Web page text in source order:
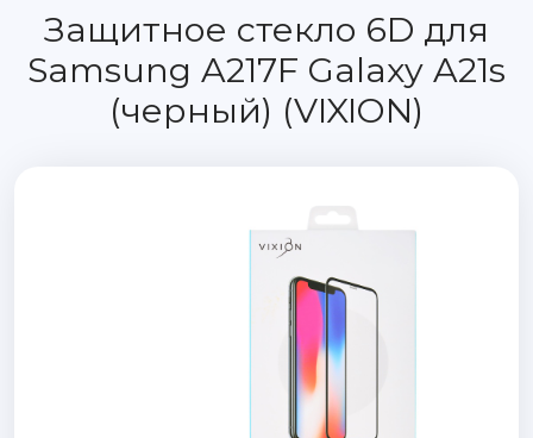
Защитное стекло 6D для
Samsung A217F Galaxy A21s
(черный) (VIXION)